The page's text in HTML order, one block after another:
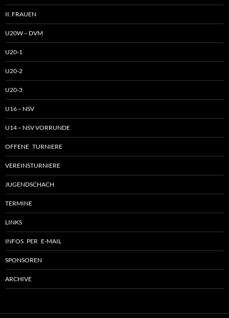
II. FRAUEN
U20W – DVM
U20-1
U20-2
U20-3
U16 – NSV
U14 – NSV VORRUNDE
OFFENE TURNIERE
VEREINSTURNIERE
JUGENDSCHACH
TERMINE
LINKS
INFOS PER E-MAIL
SPONSOREN
ARCHIVE